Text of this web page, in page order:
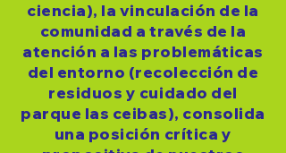
ciencia), la vinculación de la
comunidad a través de la
atención a las problemáticas
del entorno (recolección de
residuos y cuidado del
parque las ceibas), consolida
una posición crítica y